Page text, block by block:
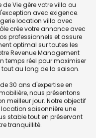
de Vie gère votre villa ou
avec exigence.
location villa avec
crée votre annonce avec
professionnels et assure
optimal sur toutes les
Revenue Management
temps réel pour maximiser
tout au long de la saison.
30 ans d'expertise en
nous présentons
meilleur jour. Notre objectif
location saisonnière une
stable tout en préservant
tranquillité.